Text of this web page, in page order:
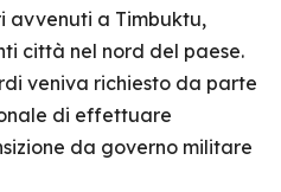
avvenuti a Timbuktu,
città nel nord del paese.
veniva richiesto da parte
di effettuare
da governo militare